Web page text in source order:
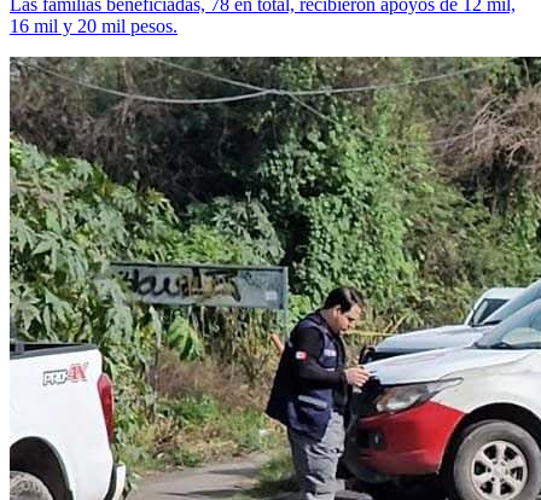
Las familias beneficiadas, 78 en total, recibieron apoyos de 12 mil,
16 mil y 20 mil pesos.